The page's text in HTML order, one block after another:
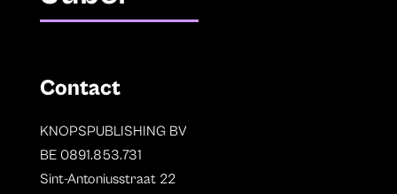
Contact
KNOPSPUBLISHING BV
BE 0891.853.731
Sint-Antoniusstraat 22